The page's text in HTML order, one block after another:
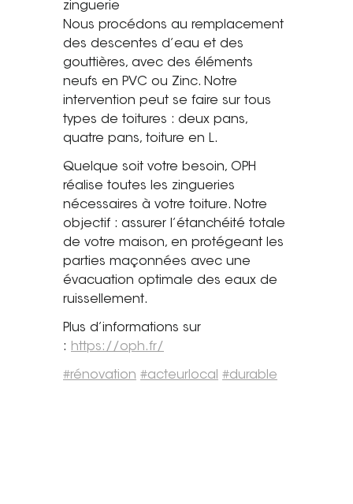
Saint-Étienne
Vichy
Mâcon
La société
Nos réalisations
Pour les pros
Plâtrier / Peintre
Charpentier / Couvreur
Syndic / Régie
Architecte
Tel. 04 82 29 21 82
zinguerie
Nous procédons au remplacement
des descentes d’eau et des
gouttières, avec des éléments
neufs en PVC ou Zinc. Notre
intervention peut se faire sur tous
types de toitures : deux pans,
quatre pans, toiture en L.
Quelque soit votre besoin, OPH
réalise toutes les zingueries
nécessaires à votre toiture. Notre
objectif : assurer l’étanchéité totale
de votre maison, en protégeant les
parties maçonnées avec une
évacuation optimale des eaux de
ruissellement.
Plus d’informations sur
: https://oph.fr/
#rénovation #acteurlocal #durable